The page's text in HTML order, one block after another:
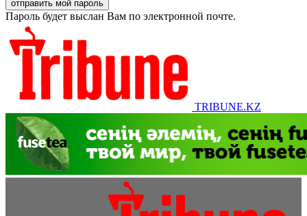
Пароль будет выслан Вам по электронной почте.
TRIBUNE.KZ